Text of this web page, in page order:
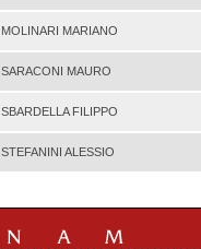
MOLINARI MARIANO
SARACONI MAURO
SBARDELLA FILIPPO
STEFANINI ALESSIO